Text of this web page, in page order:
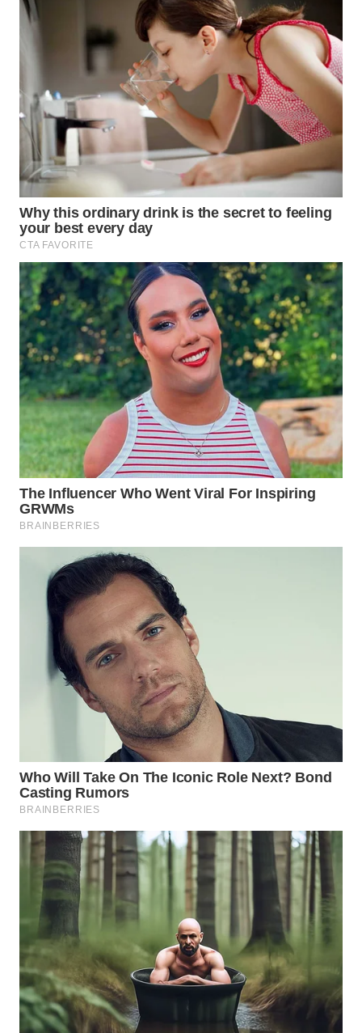
BOGOR
TAPANULI
UTARA
WN
SAMOSIR
WN
PADANG
LAWAS
WN
SUMEDANG
WN
CIANJUR
WN
KEPULAUAN
SERIBU
WN
WN
BINJAI
CIREBON
KUNINGAN
WN
MAJALENGKA
WN
SUBANG
WN
SUKABUMI
WN
PURWAKARTA